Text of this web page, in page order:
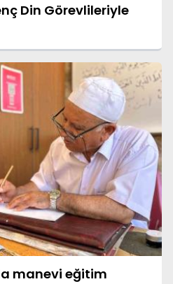
Din Görevlileriyle
manevi eğitim